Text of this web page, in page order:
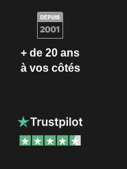
+ de 20 ans
à vos côtés